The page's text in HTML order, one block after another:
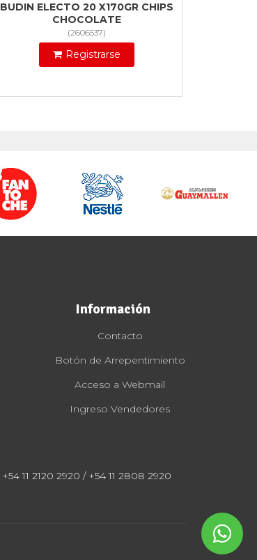
BUDIN ELECTO 20 X170GR CHIPS
CHOCOLATE
(2606537)
Registrarse
Información
Contacto
Botón de Arrepentimiento
Acceso a Webmail
Ingreso Vendedores
+54 11 2120 2920 / +54 11 2808 2920